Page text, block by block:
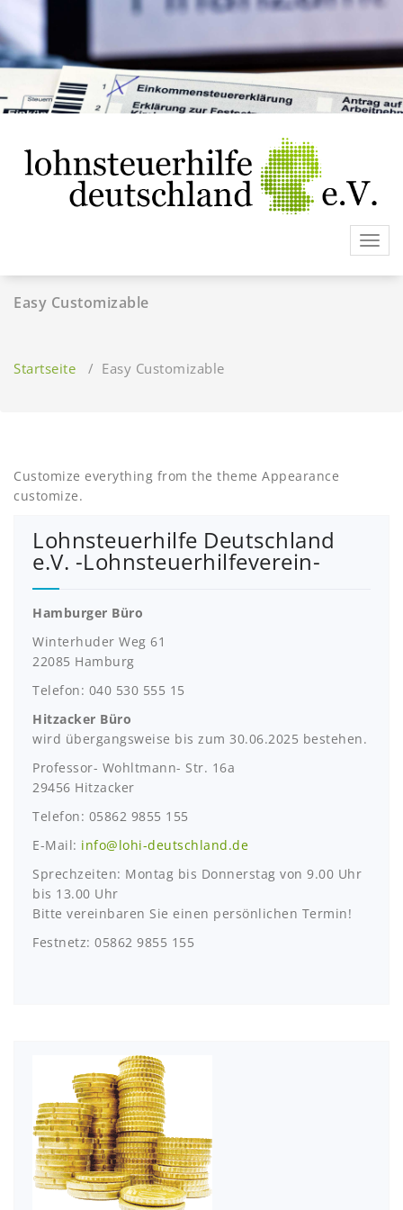
Inhalt
springen
Easy Customizable
Startseite / Easy Customizable
Customize everything from the theme Appearance
customize.
Lohnsteuerhilfe Deutschland
e.V. -Lohnsteuerhilfeverein-
Hamburger Büro
Winterhuder Weg 61
22085 Hamburg
Telefon: 040 530 555 15
Hitzacker Büro
wird übergangsweise bis zum 30.06.2025 bestehen.
Professor- Wohltmann- Str. 16a
29456 Hitzacker
Telefon: 05862 9855 155
E-Mail: info@lohi-deutschland.de
Sprechzeiten: Montag bis Donnerstag von 9.00 Uhr
bis 13.00 Uhr
Bitte vereinbaren Sie einen persönlichen Termin!
Festnetz: 05862 9855 155